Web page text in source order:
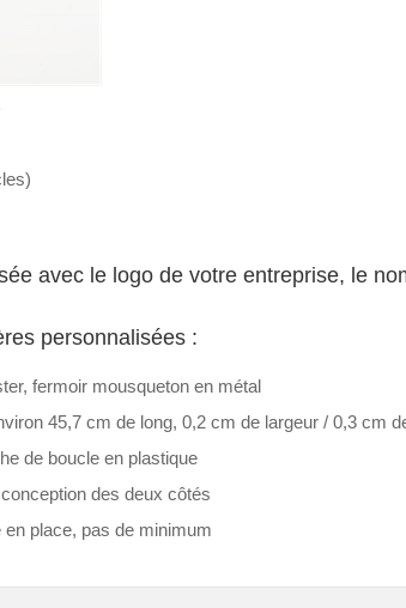
avec le logo de votre entreprise, le
personnalisées :
fermoir mousqueton en métal
45,7 cm de long, 0,2 cm de largeur / 0,3 cm
de boucle en plastique
des deux côtés
place, pas de minimum